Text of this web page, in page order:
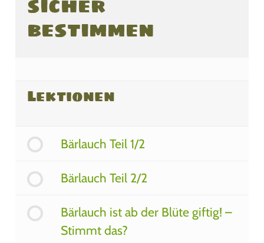
bestimmen
Lektionen
Bärlauch Teil 1/2
Bärlauch Teil 2/2
Bärlauch ist ab der Blüte giftig! –
Stimmt das?